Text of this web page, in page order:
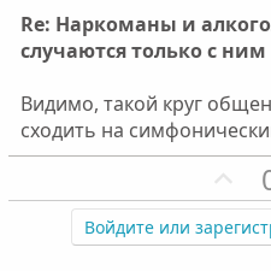
н
ы
й
г
о
о
с
Re: Наркоманы и
случаются только с ним
Видимо, такой круг
сходить на
П
о
з
Войдите или